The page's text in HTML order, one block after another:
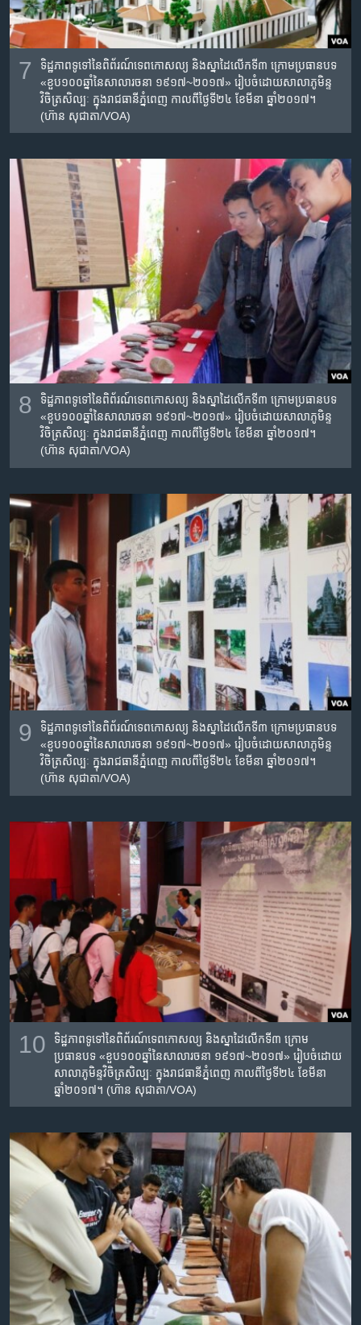
7
ទិដ្ឋភាពទូទៅនៃពិព័រណ៍​ទេព​កោសល្យ​ និង​ស្នាដៃ​លើក​ទី​៣​ ក្រោម​ប្រធានបទ​
«ខួប​១០០​ឆ្នាំ​នៃ​សាលា​រចនា​ ១៩១៧~២០១៧» រៀបចំដោយសាលា​ភូមិន្ទ​
វិចិត្រ​សិល្បៈ​ ក្នុងរាជធានីភ្នំពេញ កាលពីថ្ងៃទី២៤ ខែមីនា ឆ្នាំ២០១៧។
(ហ៊ាន សុជាតា/VOA)
8
ទិដ្ឋភាពទូទៅនៃពិព័រណ៍​ទេពកោសល្យ​ និង​ស្នាដៃ​លើក​ទី​៣​ ក្រោម​ប្រធានបទ​
«ខួប​១០០​ឆ្នាំ​នៃ​សាលា​រចនា​ ១៩១៧~២០១៧» រៀបចំដោយសាលា​ភូមិន្ទ​
វិចិត្រ​សិល្បៈ​ ក្នុងរាជធានីភ្នំពេញ កាលពីថ្ងៃទី២៤ ខែមីនា ឆ្នាំ២០១៧។
(ហ៊ាន សុជាតា/VOA)
9
ទិដ្ឋភាពទូទៅនៃពិព័រណ៍​ទេពកោសល្យ​ និង​ស្នាដៃ​លើក​ទី​៣​ ក្រោម​ប្រធានបទ​
«ខួប​១០០​ឆ្នាំ​នៃ​សាលា​រចនា​ ១៩១៧~២០១៧» រៀបចំដោយសាលា​ភូមិន្ទ​
វិចិត្រ​សិល្បៈ​ ក្នុងរាជធានីភ្នំពេញ កាលពីថ្ងៃទី២៤ ខែមីនា ឆ្នាំ២០១៧។
(ហ៊ាន សុជាតា/VOA)
10
ទិដ្ឋភាពទូទៅនៃពិព័រណ៍​ទេពកោសល្យ​ និង​ស្នាដៃ​លើក​ទី​៣​ ក្រោម​
ប្រធានបទ​ «ខួប​១០០​ឆ្នាំ​នៃ​សាលា​រចនា​ ១៩១៧~២០១៧» រៀបចំដោយ
សាលា​ភូមិន្ទ​វិចិត្រ​សិល្បៈ​ ក្នុងរាជធានីភ្នំពេញ កាលពីថ្ងៃទី២៤ ខែមីនា
ឆ្នាំ២០១៧។ (ហ៊ាន សុជាតា/VOA)